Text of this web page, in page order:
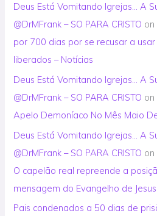
Deus Está Vomitando Igrejas… A
@DrMFrank – SO PARA CRISTO on
por 700 dias por se recusar a
liberados – Notícias
Deus Está Vomitando Igrejas… A
@DrMFrank – SO PARA CRISTO on
Apelo Demoníaco No Mês Maio
Deus Está Vomitando Igrejas… A
@DrMFrank – SO PARA CRISTO on
O capelão real repreende a
mensagem do Evangelho de
Pais condenados a 50 dias de